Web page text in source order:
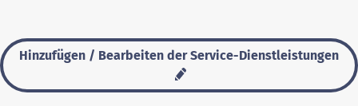
Hinzufügen / Bearbeiten der Service-Dienstleistungen